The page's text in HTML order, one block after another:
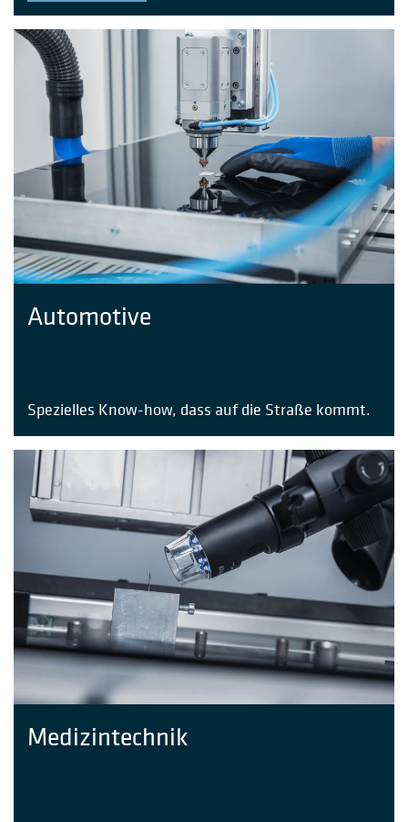
Automotive
Spezielles Know-how, dass auf die Straße kommt.
Medizintechnik